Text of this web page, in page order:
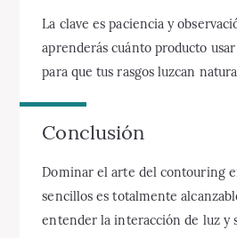
La clave es paciencia y
aprenderás cuánto producto
para que tus rasgos luzcan
Conclusión
Dominar el arte del contouring
sencillos es totalmente
entender la interacción de luz y